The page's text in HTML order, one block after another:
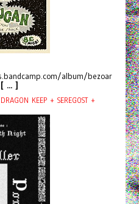
album/bezoar
... ]
KEEP + SEREGOST +